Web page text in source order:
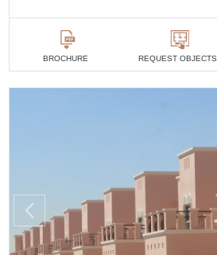
BROCHURE REQUEST OBJECTS